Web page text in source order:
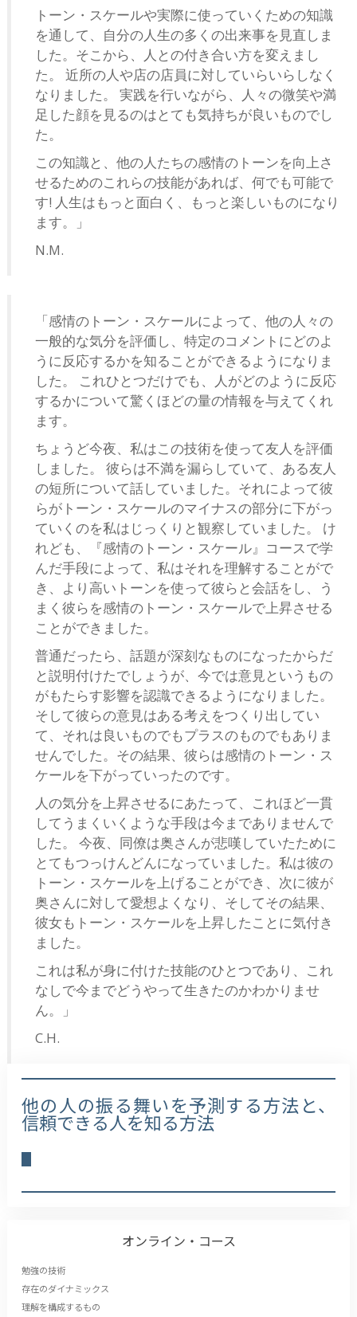
トーン・スケールや実際に使っていくための知識
を通して、自分の人生の多くの出来事を見直しま
した。そこから、人との付き合い方を変えまし
た。 近所の人や店の店員に対していらいらしなく
なりました。 実践を行いながら、人々の微笑や満
足した顔を見るのはとても気持ちが良いものでし
た。
この知識と、他の人たちの感情のトーンを向上さ
せるためのこれらの技能があれば、何でも可能で
す! 人生はもっと面白く、もっと楽しいものになり
ます。」
N.M.
「感情のトーン・スケールによって、他の人々の
一般的な気分を評価し、特定のコメントにどのよ
うに反応するかを知ることができるようになりま
した。 これひとつだけでも、人がどのように反応
するかについて驚くほどの量の情報を与えてくれ
ます。
ちょうど今夜、私はこの技術を使って友人を評価
しました。 彼らは不満を漏らしていて、ある友人
の短所について話していました。それによって彼
らがトーン・スケールのマイナスの部分に下がっ
ていくのを私はじっくりと観察していました。 け
れども、『感情のトーン・スケール』コースで学
んだ手段によって、私はそれを理解することがで
き、より高いトーンを使って彼らと会話をし、う
まく彼らを感情のトーン・スケールで上昇させる
ことができました。
普通だったら、話題が深刻なものになったからだ
と説明付けたでしょうが、今では意見というもの
がもたらす影響を認識できるようになりました。
そして彼らの意見はある考えをつくり出してい
て、それは良いものでもプラスのものでもありま
せんでした。その結果、彼らは感情のトーン・ス
ケールを下がっていったのです。
人の気分を上昇させるにあたって、これほど一貫
してうまくいくような手段は今までありませんで
した。 今夜、同僚は奥さんが悲嘆していたために
とてもつっけんどんになっていました。私は彼の
トーン・スケールを上げることができ、次に彼が
奥さんに対して愛想よくなり、そしてその結果、
彼女もトーン・スケールを上昇したことに気付き
ました。
これは私が身に付けた技能のひとつであり、これ
なしで今までどうやって生きたのかわかりませ
ん。」
C.H.
他の人の振る舞いを予測する方法と、
信頼できる人を知る方法
オンライン・コース
勉強の技術
存在のダイナミックス
理解を構成するもの